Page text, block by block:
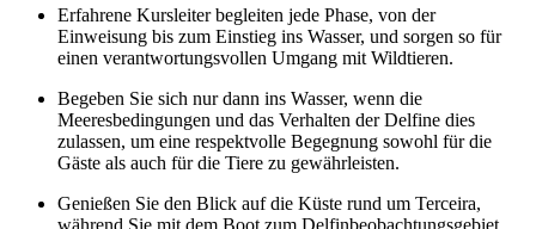
Erfahrene Kursleiter begleiten jede Phase, von der
Einweisung bis zum Einstieg ins Wasser, und sorgen so für
einen verantwortungsvollen Umgang mit Wildtieren.
Begeben Sie sich nur dann ins Wasser, wenn die
Meeresbedingungen und das Verhalten der Delfine dies
zulassen, um eine respektvolle Begegnung sowohl für die
Gäste als auch für die Tiere zu gewährleisten.
Genießen Sie den Blick auf die Küste rund um Terceira,
während Sie mit dem Boot zum Delfinbeobachtungsgebiet